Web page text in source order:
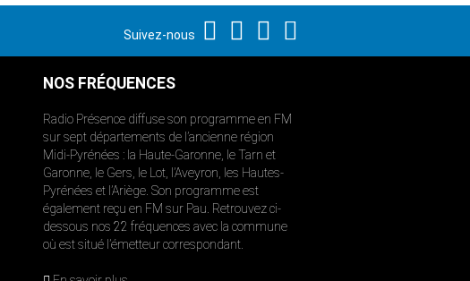
Suivez-nous
NOS FRÉQUENCES
Radio Présence diffuse son programme en FM
sur sept départements de l’ancienne région
Midi-Pyrénées : la Haute-Garonne, le Tarn et
Garonne, le Gers, le Lot, l’Aveyron, les Hautes-
Pyrénées et l’Ariège. Son programme est
également reçu en FM sur Pau. Retrouvez ci-
dessous nos 22 fréquences avec la commune
où est situé l’émetteur correspondant.